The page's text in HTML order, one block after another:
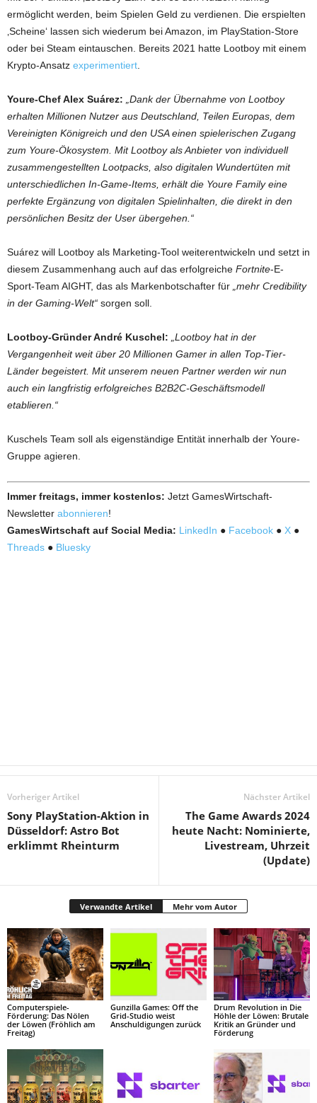
ermöglicht werden, beim Spielen Geld zu verdienen. Die erspielten
‚Scheine‘ lassen sich wiederum bei Amazon, im PlayStation-Store
oder bei Steam eintauschen. Bereits 2021 hatte Lootboy mit einem
Krypto-Ansatz experimentiert.
Youre-Chef Alex Suárez: „Dank der Übernahme von Lootboy
erhalten Millionen Nutzer aus Deutschland, Teilen Europas, dem
Vereinigten Königreich und den USA einen spielerischen Zugang
zum Youre-Ökosystem. Mit Lootboy als Anbieter von individuell
zusammengestellten Lootpacks, also digitalen Wundertüten mit
unterschiedlichen In-Game-Items, erhält die Youre Family eine
perfekte Ergänzung von digitalen Spielinhalten, die direkt in den
persönlichen Besitz der User übergehen.“
Suárez will Lootboy als Marketing-Tool weiterentwickeln und setzt in
diesem Zusammenhang auch auf das erfolgreiche Fortnite-E-
Sport-Team AIGHT, das als Markenbotschafter für „mehr Credibility
in der Gaming-Welt“ sorgen soll.
Lootboy-Gründer André Kuschel: „Lootboy hat in der
Vergangenheit weit über 20 Millionen Gamer in allen Top-Tier-
Länder begeistert. Mit unserem neuen Partner werden wir nun
auch ein langfristig erfolgreiches B2B2C-Geschäftsmodell
etablieren.“
Kuschels Team soll als eigenständige Entität innerhalb der Youre-
Gruppe agieren.
Immer freitags, immer kostenlos: Jetzt GamesWirtschaft-
Newsletter abonnieren!
GamesWirtschaft auf Social Media: LinkedIn ● Facebook ● X ●
Threads ● Bluesky
Vorheriger Artikel
Sony PlayStation-Aktion in
Düsseldorf: Astro Bot
erklimmt Rheinturm
Nächster Artikel
The Game Awards 2024
heute Nacht: Nominierte,
Livestream, Uhrzeit
(Update)
Verwandte Artikel Mehr vom Autor
Computerspiele-
Förderung: Das Nölen
der Löwen (Fröhlich am
Freitag)
Gunzilla Games: Off the
Grid-Studio weist
Anschuldigungen zurück
Drum Revolution in Die
Höhle der Löwen: Brutale
Kritik an Gründer und
Förderung